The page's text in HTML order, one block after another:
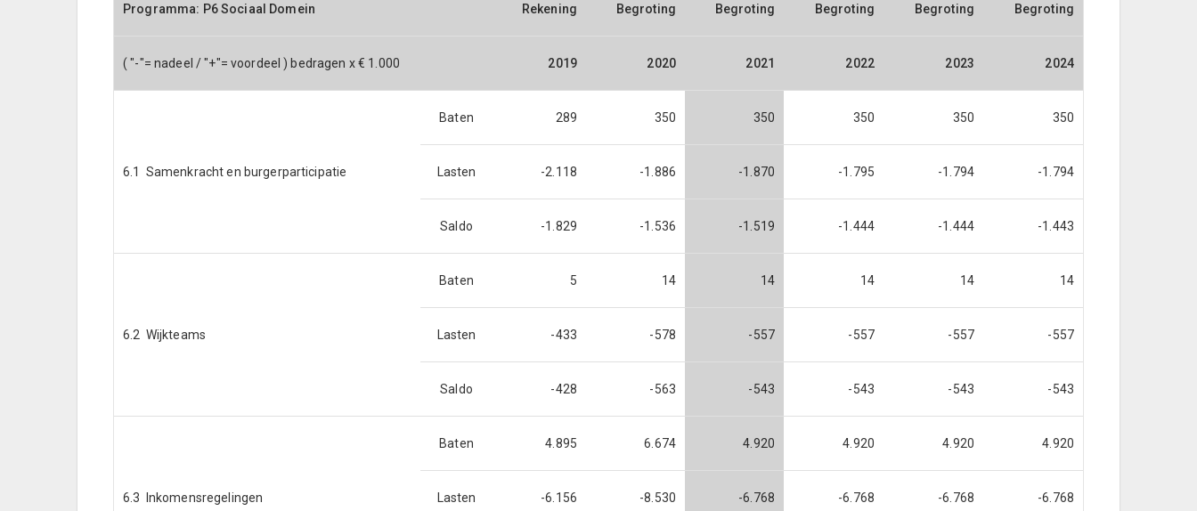
Programma: P6 Sociaal Domein Rekening Begroting Begroting Begroting Begroting Begroting
( "-"= nadeel / "+"= voordeel ) bedragen x € 1.000 2019 2020 2021 2022 2023 2024
6.1 Samenkracht en burgerparticipatie
Baten 289 350 350 350 350 350
Lasten -2.118 -1.886 -1.870 -1.795 -1.794 -1.794
Saldo -1.829 -1.536 -1.519 -1.444 -1.444 -1.443
6.2 Wijkteams
Baten 5 14 14 14 14 14
Lasten -433 -578 -557 -557 -557 -557
Saldo -428 -563 -543 -543 -543 -543
6.3 Inkomensregelingen
Baten 4.895 6.674 4.920 4.920 4.920 4.920
Lasten -6.156 -8.530 -6.768 -6.768 -6.768 -6.768